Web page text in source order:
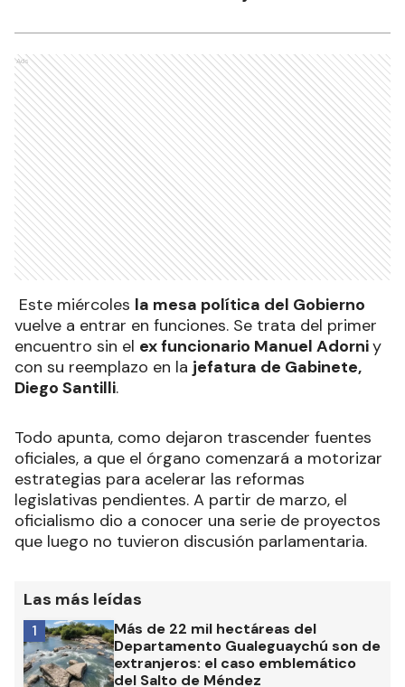
Ads
Este miércoles la mesa política del Gobierno
vuelve a entrar en funciones. Se trata del primer
encuentro sin el ex funcionario Manuel Adorniy
con su reemplazo en la jefatura de Gabinete,
Diego Santilli.
Todo apunta, como dejaron trascender fuentes
oficiales, a que el órgano comenzará a motorizar
estrategias para acelerar las reformas
legislativas pendientes. A partir de marzo, el
oficialismo dio a conocer una serie de proyectos
que luego no tuvieron discusión parlamentaria.
Las más leídas
Más de 22 mil hectáreas del
Departamento Gualeguaychú son de
extranjeros: el caso emblemático
del Salto de Méndez
1